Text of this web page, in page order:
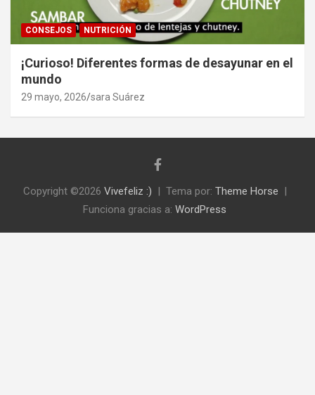
CONSEJOS NUTRICIÓN
¡Curioso! Diferentes formas de desayunar en el
mundo
29 mayo, 2026 sara Suárez
Copyright ©2026 Vivefeliz :) Tema por: Theme Horse
Funciona gracias a: WordPress